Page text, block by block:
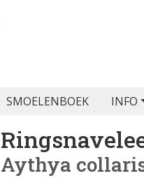
SMOELENBOEK INFO
Aythya